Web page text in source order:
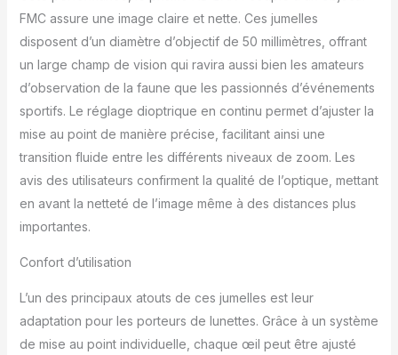
de théâtre ou d'opéra.
CONFORTABLE : le
boîtier ergonomique
antidérapant tient bien
dans la main. Design
durable pour une
utilisation en extérieur
lors de l'exploration de
la nature, du safaris, du
sport ou de l'astronomie.
SÛR & SATISFAIT :
Profitez de 30 jours de
droit de retour et d'un
support client allemand –
sans conditions.
FMC assure une image claire et nette. Ces jumelles
disposent d’un diamètre d’objectif de 50 millimètres, offrant
un large champ de vision qui ravira aussi bien les amateurs
d’observation de la faune que les passionnés d’événements
sportifs. Le réglage dioptrique en continu permet d’ajuster la
mise au point de manière précise, facilitant ainsi une
transition fluide entre les différents niveaux de zoom. Les
avis des utilisateurs confirment la qualité de l’optique, mettant
en avant la netteté de l’image même à des distances plus
importantes.
Confort d’utilisation
L’un des principaux atouts de ces jumelles est leur
adaptation pour les porteurs de lunettes. Grâce à un système
de mise au point individuelle, chaque œil peut être ajusté